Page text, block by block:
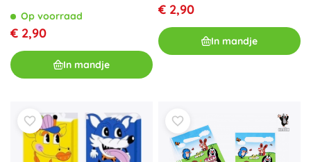
Op voorraad
€ 2,90
In mandje
€ 2,90
In mandje